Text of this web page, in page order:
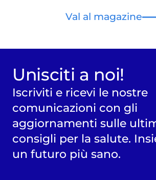
Val al magazine
Unisciti a noi!
Iscriviti e ricevi le nostre
comunicazioni con gli
aggiornamenti sulle
consigli per la salute.
un futuro più sano.